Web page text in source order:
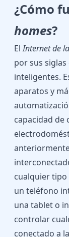
¿Cómo
homes?
ElInternet de
por sus
inteligentes.
aparatos y
capacidad
cualquier
un teléfono
una tablet o
controlar
conectado a